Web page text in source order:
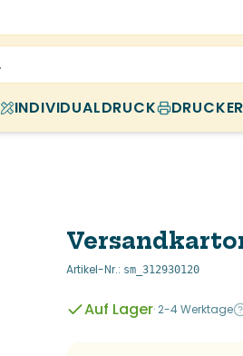
INDIVIDUALDRUCK
Artikel-Nr.: sm_312930120
Auf Lager· 2-4 Werktage